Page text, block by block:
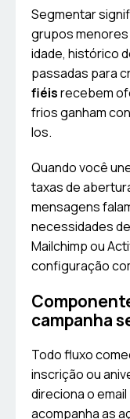
Segmentar
grupos
idade, histórico
passadas para
fiéisrecebem
frios ganham
los.
Quando você
taxas de
mensagens
necessidades
Mailchimp ou
configuração
campanha
Todo fluxo
inscrição ou
direciona o
acompanha as